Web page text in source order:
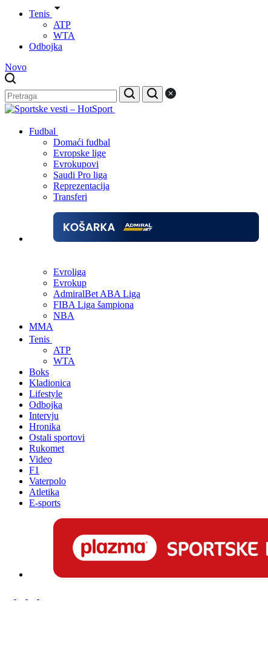
Tenis
ATP
WTA
Odbojka
Novo
Fudbal
Domaći fudbal
Evropske lige
Evrokupovi
Saudi Pro liga
Reprezentacija
Transferi
Evroliga
Evrokup
AdmiralBet ABA Liga
FIBA Liga šampiona
NBA
MMA
Tenis
ATP
WTA
Boks
Kladionica
Lifestyle
Odbojka
Intervju
Hronika
Ostali sportovi
Rukomet
Video
F1
Vaterpolo
Atletika
E-sports